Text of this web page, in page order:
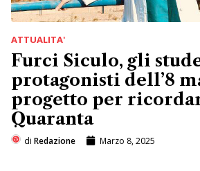
ATTUALITA'
Furci Siculo, gli
protagonisti dell’8
progetto per
Quaranta
di Redazione Marzo 8, 2025